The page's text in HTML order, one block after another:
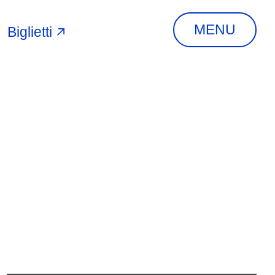
Biglietti MENU